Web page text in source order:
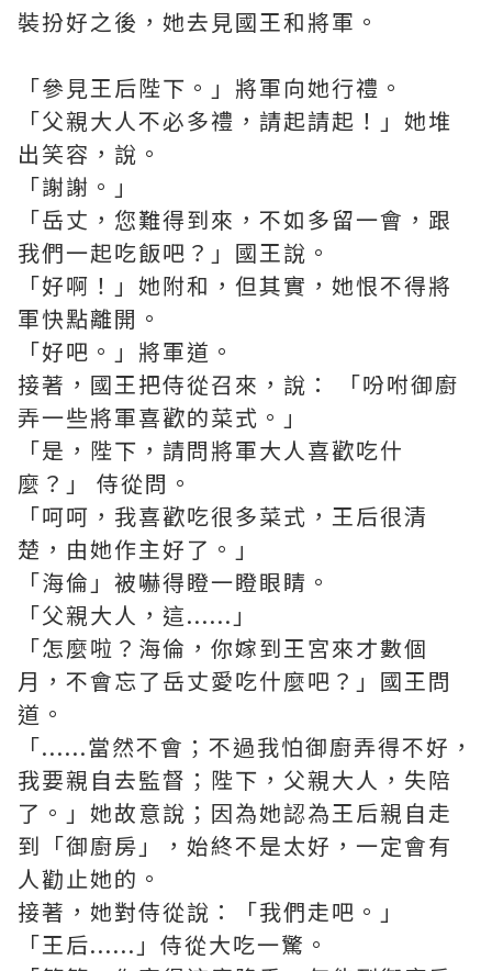
裝扮好之後，她去見國王和將軍。
「參見王后陛下。」將軍向她行禮。
「父親大人不必多禮，請起請起！」她堆
出笑容，說。
「謝謝。」
「岳丈，您難得到來，不如多留一會，跟
我們一起吃飯吧？」國王說。
「好啊！」她附和，但其實，她恨不得將
軍快點離開。
「好吧。」將軍道。
接著，國王把侍從召來，說： 「吩咐御廚
弄一些將軍喜歡的菜式。」
「是，陛下，請問將軍大人喜歡吃什
麼？」 侍從問。
「呵呵，我喜歡吃很多菜式，王后很清
楚，由她作主好了。」
「海倫」被嚇得瞪一瞪眼睛。
「父親大人，這......」
「怎麼啦？海倫，你嫁到王宮來才數個
月，不會忘了岳丈愛吃什麼吧？」國王問
道。
「......當然不會；不過我怕御廚弄得不好，
我要親自去監督；陛下，父親大人，失陪
了。」她故意說；因為她認為王后親自走
到「御廚房」，始終不是太好，一定會有
人勸止她的。
接著，她對侍從說：「我們走吧。」
「王后......」侍從大吃一驚。